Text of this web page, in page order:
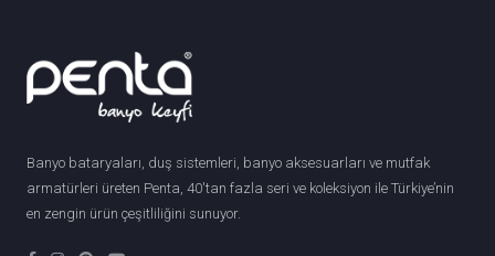
Banyo bataryaları, duş sistemleri, banyo aksesuarları ve mutfak
armatürleri üreten Penta, 40'tan fazla seri ve koleksiyon ile Türkiye’nin
en zengin ürün çeşitliliğini sunuyor.